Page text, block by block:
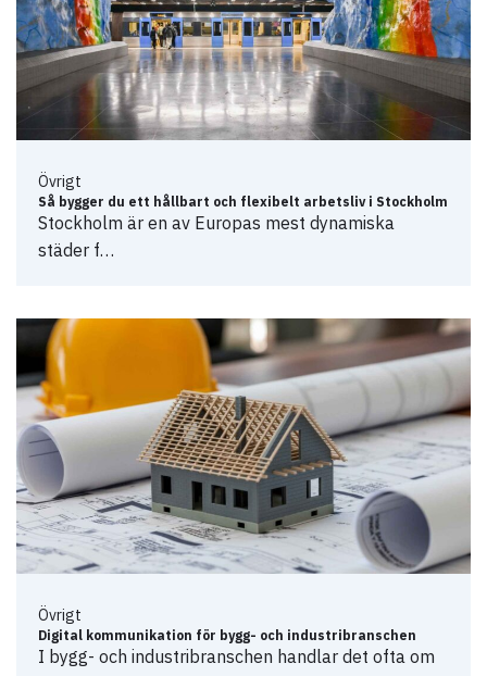
Övrigt
Så bygger du ett hållbart och flexibelt arbetsliv i Stockholm
Stockholm är en av Europas mest dynamiska
städer f…
Övrigt
Digital kommunikation för bygg- och industribranschen
I bygg- och industribranschen handlar det ofta om